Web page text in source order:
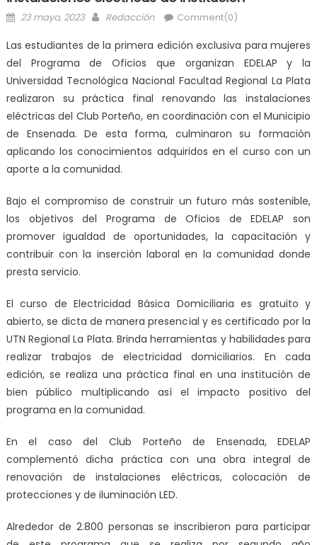
23 mayo, 2023 Redacción Comment(0)
Las estudiantes de la primera edición exclusiva para mujeres
del Programa de Oficios que organizan EDELAP y la
Universidad Tecnológica Nacional Facultad Regional La Plata
realizaron su práctica final renovando las instalaciones
eléctricas del Club Porteño, en coordinación con el Municipio
de Ensenada. De esta forma, culminaron su formación
aplicando los conocimientos adquiridos en el curso con un
aporte a la comunidad.
Bajo el compromiso de construir un futuro más sostenible,
los objetivos del Programa de Oficios de EDELAP son
promover igualdad de oportunidades, la capacitación y
contribuir con la inserción laboral en la comunidad donde
presta servicio.
El curso de Electricidad Básica Domiciliaria es gratuito y
abierto, se dicta de manera presencial y es certificado por la
UTN Regional La Plata. Brinda herramientas y habilidades para
realizar trabajos de electricidad domiciliarios. En cada
edición, se realiza una práctica final en una institución de
bien público multiplicando así el impacto positivo del
programa en la comunidad.
En el caso del Club Porteño de Ensenada, EDELAP
complementó dicha práctica con una obra integral de
renovación de instalaciones eléctricas, colocación de
protecciones y de iluminación LED.
Alrededor de 2.800 personas se inscribieron para participar